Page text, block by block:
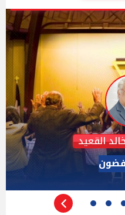
قنديل
هزيمة "ترامب" فى